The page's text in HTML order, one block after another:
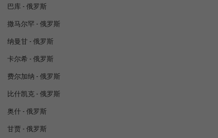
巴库 - 俄罗斯
撒马尔罕 - 俄罗斯
纳曼甘 - 俄罗斯
卡尔希 - 俄罗斯
费尔加纳 - 俄罗斯
比什凯克 - 俄罗斯
奥什 - 俄罗斯
甘贾 - 俄罗斯